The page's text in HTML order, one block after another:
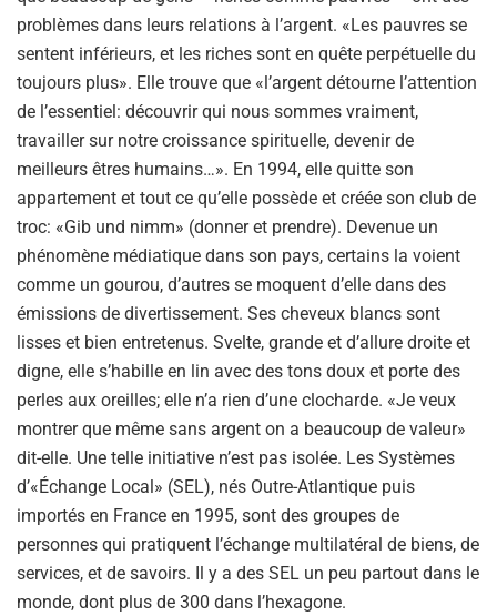
problèmes dans leurs relations à l’argent. «Les pauvres se
sentent inférieurs, et les riches sont en quête perpétuelle du
toujours plus». Elle trouve que «l’argent détourne l’attention
de l’essentiel: découvrir qui nous sommes vraiment,
travailler sur notre croissance spirituelle, devenir de
meilleurs êtres humains…». En 1994, elle quitte son
appartement et tout ce qu’elle possède et créée son club de
troc: «Gib und nimm» (donner et prendre). Devenue un
phénomène médiatique dans son pays, certains la voient
comme un gourou, d’autres se moquent d’elle dans des
émissions de divertissement. Ses cheveux blancs sont
lisses et bien entretenus. Svelte, grande et d’allure droite et
digne, elle s’habille en lin avec des tons doux et porte des
perles aux oreilles; elle n’a rien d’une clocharde. «Je veux
montrer que même sans argent on a beaucoup de valeur»
dit-elle. Une telle initiative n’est pas isolée. Les Systèmes
d’«Échange Local» (SEL), nés Outre-Atlantique puis
importés en France en 1995, sont des groupes de
personnes qui pratiquent l’échange multilatéral de biens, de
services, et de savoirs. Il y a des SEL un peu partout dans le
monde, dont plus de 300 dans l’hexagone.